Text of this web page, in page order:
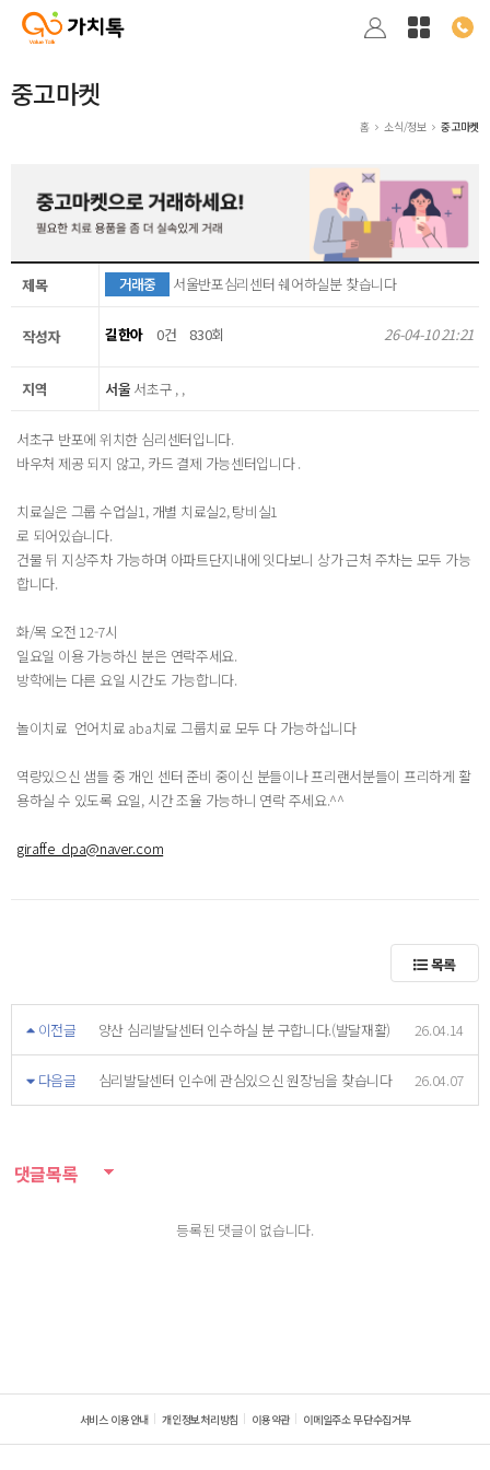
중고마켓
홈 소식/정보 중고마켓
제목 거래중 서울반포심리센터 쉐어하실분 찾습니다
작성자 길한아 0건 830회 26-04-10 21:21
지역 서울 서초구 , ,
서초구 반포에 위치한 심리센터입니다.
바우처 제공 되지 않고, 카드 결제 가능센터입니다 .
치료실은 그룹 수업실1, 개별 치료실2, 탕비실1
로 되어있습니다.
건물 뒤 지상주차 가능하며 아파트단지내에 잇다보니 상가 근처 주차는 모두 가능
합니다.
화/목 오전 12-7시
일요일 이용 가능하신 분은 연락주세요.
방학에는 다른 요일 시간도 가능합니다.
놀이치료 언어치료 aba치료 그룹치료 모두 다 가능하십니다
역량있으신 샘들 중 개인 센터 준비 중이신 분들이나 프리랜서분들이 프리하게 활
용하실 수 있도록 요일, 시간 조율 가능하니 연락 주세요.^^
giraffe_dpa@naver.com
목록
이전글 양산 심리발달센터 인수하실 분 구합니다.(발달재활) 26.04.14
다음글 심리발달센터 인수에 관심있으신 원장님을 찾습니다 26.04.07
댓글목록
등록된 댓글이 없습니다.
서비스 이용안내 개인정보처리방침 이용약관 이메일주소 무단수집거부